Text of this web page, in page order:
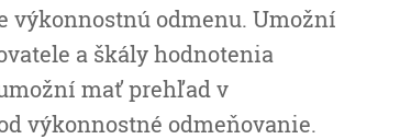
odmenu. Umožní
a škály hodnotenia
mať prehľad v
výkonnostné odmeňovanie.